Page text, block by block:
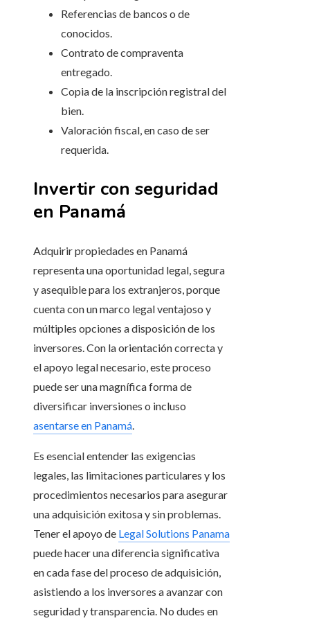
Referencias de bancos o de
conocidos.
Contrato de compraventa
entregado.
Copia de la inscripción registral del
bien.
Valoración fiscal, en caso de ser
requerida.
Invertir con seguridad
en Panamá
Adquirir propiedades en Panamá
representa una oportunidad legal, segura
y asequible para los extranjeros, porque
cuenta con un marco legal ventajoso y
múltiples opciones a disposición de los
inversores. Con la orientación correcta y
el apoyo legal necesario, este proceso
puede ser una magnífica forma de
diversificar inversiones o incluso
asentarse en Panamá.
Es esencial entender las exigencias
legales, las limitaciones particulares y los
procedimientos necesarios para asegurar
una adquisición exitosa y sin problemas.
Tener el apoyo de Legal Solutions Panama
puede hacer una diferencia significativa
en cada fase del proceso de adquisición,
asistiendo a los inversores a avanzar con
seguridad y transparencia. No dudes en